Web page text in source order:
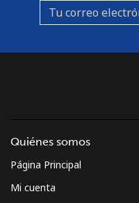
Quiénes somos
Página Principal
Mi cuenta